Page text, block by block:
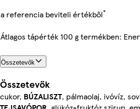
a referencia beviteli értékből*
Átlagos tápérték 100 g termékben:
Összetevők
Összetevők
cukor, BÚZALISZT, pálmaolaj, ivóvíz,